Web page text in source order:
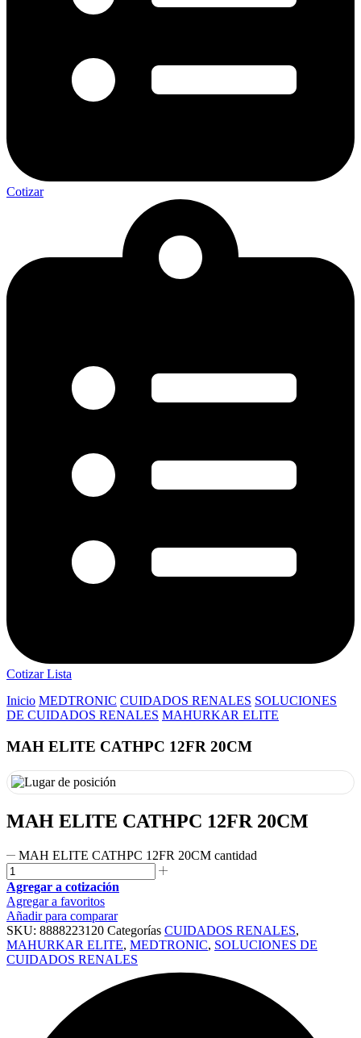
Cotizar
Cotizar Lista
Inicio MEDTRONIC CUIDADOS RENALES SOLUCIONES
DE CUIDADOS RENALES MAHURKAR ELITE
MAH ELITE CATHPC 12FR 20CM
MAH ELITE CATHPC 12FR 20CM
MAH ELITE CATHPC 12FR 20CM cantidad
Agregar a cotización
Agregar a favoritos
Añadir para comparar
SKU: 8888223120 Categorías CUIDADOS RENALES,
MAHURKAR ELITE, MEDTRONIC, SOLUCIONES DE
CUIDADOS RENALES